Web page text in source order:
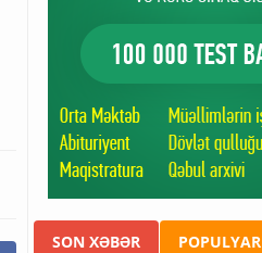
SON XƏBƏR POPULYAR